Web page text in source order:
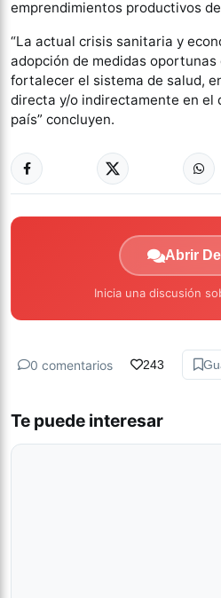
emprendimientos productivos de
“La actual crisis sanitaria y
adopción de medidas
fortalecer el sistema de salud,
directa y/o indirectamente en el
país” concluyen.
Abrir
Inicia una discusión
0 comentarios 243
Te puede interesar